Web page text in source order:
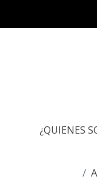
¿QUIENES